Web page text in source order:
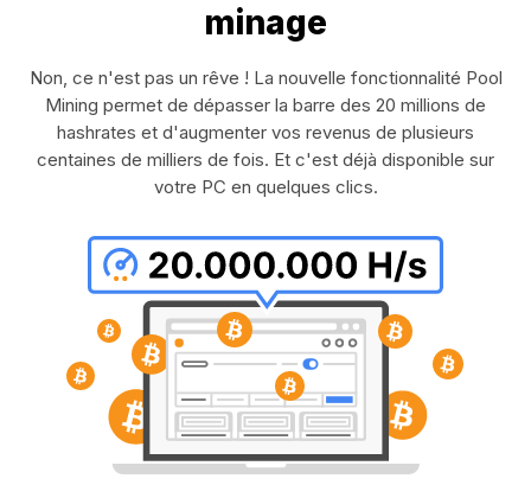
minage
Non, ce n'est pas un rêve ! La nouvelle fonctionnalité Pool
Mining permet de dépasser la barre des 20 millions de
hashrates et d'augmenter vos revenus de plusieurs
centaines de milliers de fois. Et c'est déjà disponible sur
votre PC en quelques clics.